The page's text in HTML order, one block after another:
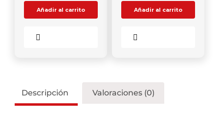
Añadir al carrito Añadir al carrito
Descripción Valoraciones (0)